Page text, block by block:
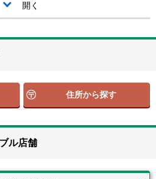
開く
住所から探す
ル店舗